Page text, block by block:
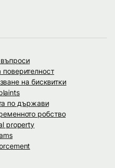
на бисквитки
по държави
робство
property